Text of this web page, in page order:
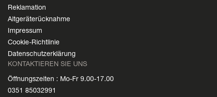
Reklamation
Altgeräterücknahme
Impressum
Cookie-Richtlinie
Datenschutzerklärung
KONTAKTIEREN SIE UNS
Öffnungszeiten : Mo-Fr 9.00-17.00
0351 85032991